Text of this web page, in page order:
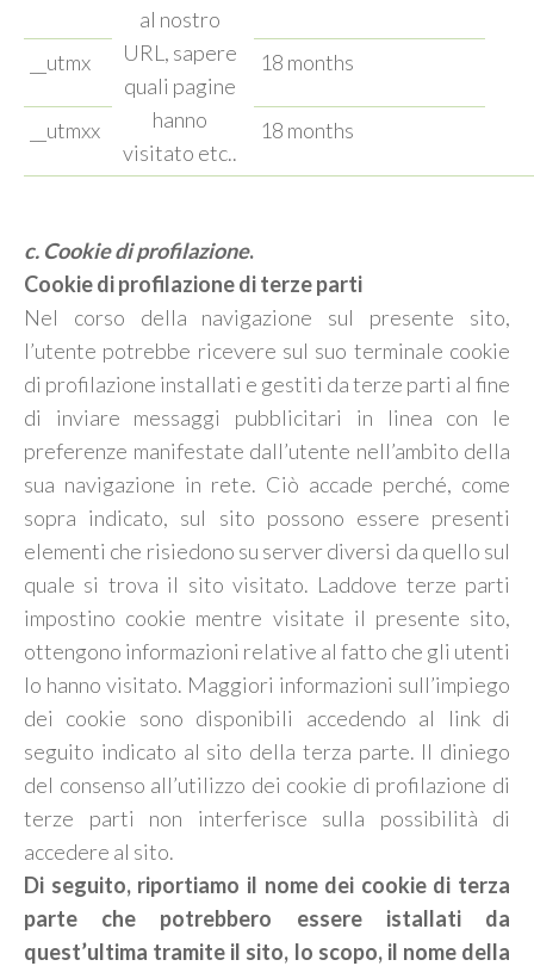
al nostro
URL, sapere
quali pagine
hanno
visitato etc..
__utmx 18 months
__utmxx 18 months
c. Cookie di profilazione.
Cookie di profilazione di terze parti
Nel corso della navigazione sul presente sito,
l’utente potrebbe ricevere sul suo terminale cookie
di profilazione installati e gestiti da terze parti al fine
di inviare messaggi pubblicitari in linea con le
preferenze manifestate dall’utente nell’ambito della
sua navigazione in rete. Ciò accade perché, come
sopra indicato, sul sito possono essere presenti
elementi che risiedono su server diversi da quello sul
quale si trova il sito visitato. Laddove terze parti
impostino cookie mentre visitate il presente sito,
ottengono informazioni relative al fatto che gli utenti
lo hanno visitato. Maggiori informazioni sull’impiego
dei cookie sono disponibili accedendo al link di
seguito indicato al sito della terza parte. Il diniego
del consenso all’utilizzo dei cookie di profilazione di
terze parti non interferisce sulla possibilità di
accedere al sito.
Di seguito, riportiamo il nome dei cookie di terza
parte che potrebbero essere istallati da
quest’ultima tramite il sito, lo scopo, il nome della